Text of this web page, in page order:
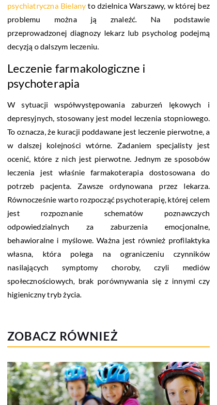
psychiatryczna Bielany to dzielnica Warszawy, w której bez
problemu można ją znaleźć. Na podstawie
przeprowadzonej diagnozy lekarz lub psycholog podejmą
decyzją o dalszym leczeniu.
Leczenie farmakologiczne i
psychoterapia
W sytuacji współwystępowania zaburzeń lękowych i
depresyjnych, stosowany jest model leczenia stopniowego.
To oznacza, że kuracji poddawane jest leczenie pierwotne, a
w dalszej kolejności wtórne. Zadaniem specjalisty jest
ocenić, które z nich jest pierwotne. Jednym ze sposobów
leczenia jest właśnie farmakoterapia dostosowana do
potrzeb pacjenta. Zawsze ordynowana przez lekarza.
Równocześnie warto rozpocząć psychoterapię, której celem
jest rozpoznanie schematów poznawczych
odpowiedzialnych za zaburzenia emocjonalne,
behawioralne i myślowe. Ważna jest również profilaktyka
własna, która polega na ograniczeniu czynników
nasilających symptomy choroby, czyli mediów
społecznościowych, brak porównywania się z innymi czy
higieniczny tryb życia.
ZOBACZ RÓWNIEŻ